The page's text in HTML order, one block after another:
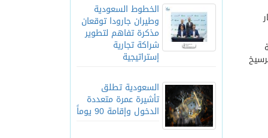
الخطوط السعودية
وطيران جارودا توقعان
مذكرة تفاهم لتطوير
شراكة تجارية
إستراتيجية
السعودية تطلق
تأشيرة عمرة متعددة
الدخول وإقامة 90 يوماً